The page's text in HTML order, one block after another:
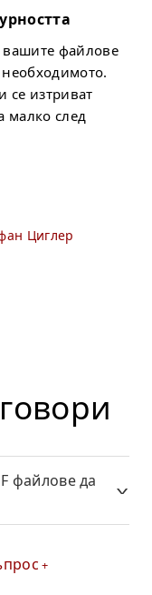
вашите файлове
се изтриват
малко след
Циглер
файлове да